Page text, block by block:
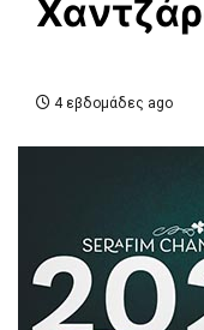
4 εβδομάδες ago